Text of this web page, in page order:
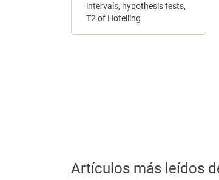
intervals, hypothesis tests,
T2 of Hotelling
Artículos más leídos